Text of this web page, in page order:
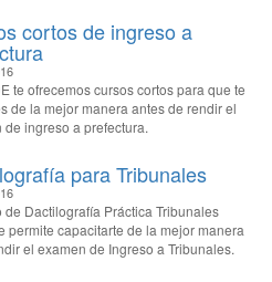
cortos de ingreso a
te ofrecemos cursos cortos para que te
de la mejor manera antes de rendir el
de ingreso a prefectura.
para Tribunales
de Dactilografía Práctica Tribunales
permite capacitarte de la mejor manera
el examen de Ingreso a Tribunales.